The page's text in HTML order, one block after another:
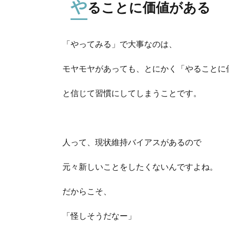
やることに価値がある
「やってみる」で大事なのは、
モヤモヤがあっても、とにかく「やることに
と信じて習慣にしてしまうことです。
人って、現状維持バイアスがあるので
元々新しいことをしたくないんですよね。
だからこそ、
「怪しそうだなー」